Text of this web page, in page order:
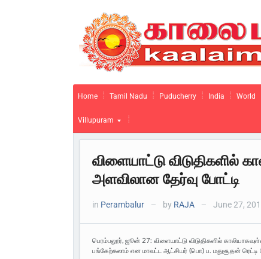
Home Tamil Nadu Puducherry India World
Villupuram
விளையாட்டு விடுதிகளில்
அளவிலான தேர்வு போட்டி
in Perambalur — by RAJA — June 27,
பெரம்பலூர், ஜூன் 27: விளையாட்டு விடுதிகளில்
பங்கேற்கலாம் என மாவட்ட ஆட்சியர் (பொ) ப. மதுசூதன் ரெட்டி